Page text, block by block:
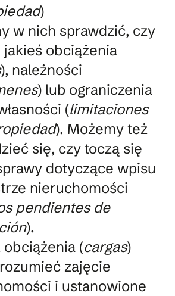
)
w nich sprawdzić, czy
obciążenia
), należności
) lub ograniczenia
(limitaciones
). Możemy też
się, czy toczą się
dotyczące wpisu
nieruchomości
pendientes de
).
obciążenia (cargas)
zajęcie
i ustanowione